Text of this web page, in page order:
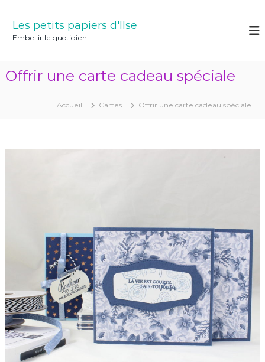
Les petits papiers d'Ilse
Embellir le quotidien
Offrir une carte cadeau spéciale
Accueil Cartes Offrir une carte cadeau spéciale